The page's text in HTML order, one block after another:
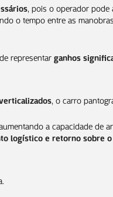
, pois o operador pode
o tempo entre as
representarganhos
, o carro
a capacidade de
logístico e retorno sobre